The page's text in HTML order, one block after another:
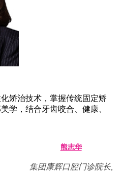
矫治技术，掌握传统固定矫
学，结合牙齿咬合、健康、
熊志华
集团康辉口腔门诊院长,